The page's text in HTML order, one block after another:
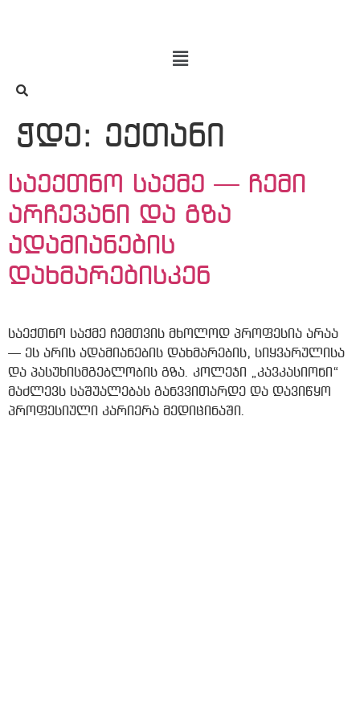
ჭდე: ექთანი
საექთნო საქმე — ჩემი
არჩევანი და გზა
ადამიანების
დახმარებისკენ
საექთნო საქმე ჩემთვის მხოლოდ პროფესია არაა
— ეს არის ადამიანების დახმარების, სიყვარულისა
და პასუხისმგებლობის გზა. კოლეჯი „კავკასიონი“
მაძლევს საშუალებას განვვითარდე და დავიწყო
პროფესიული კარიერა მედიცინაში.